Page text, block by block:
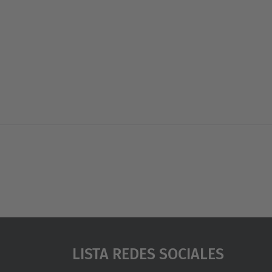
Lista Redes Sociales